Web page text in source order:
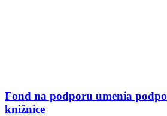
Fond na podporu umenia
knižnice